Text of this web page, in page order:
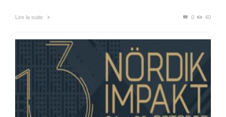
Lire la suite 0 40